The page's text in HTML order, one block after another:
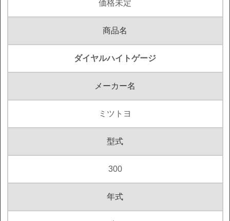
価格未定
商品名
ダイヤルハイトゲージ
メーカー名
ミツトヨ
型式
300
年式